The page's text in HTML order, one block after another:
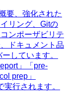
要、強化された
リング、Gitの
ンポーザビリテ
ドキュメント品
しています。
」「pre-
prep」
実行されます。